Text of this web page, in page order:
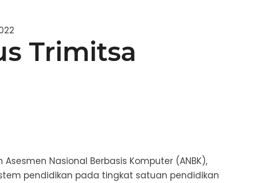
Trimitsa
Nasional Berbasis Komputer (ANBK),
pendidikan pada tingkat satuan pendidikan